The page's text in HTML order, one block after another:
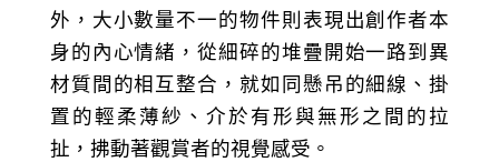
外，大小數量不一的物件則表現出創作者本
身的內心情緒，從細碎的堆疊開始一路到異
材質間的相互整合，就如同懸吊的細線、掛
置的輕柔薄紗、介於有形與無形之間的拉
扯，拂動著觀賞者的視覺感受。